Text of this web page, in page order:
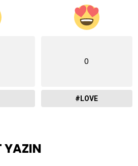
0
#LOVE
YAZIN